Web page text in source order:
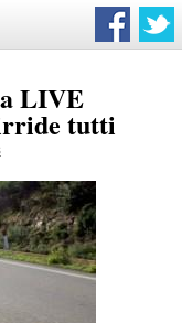
LIVE
tutti